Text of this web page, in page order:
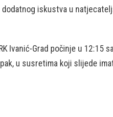
iskustva u
Ivanić-Grad počinje u 12:15
u susretima koji slijede